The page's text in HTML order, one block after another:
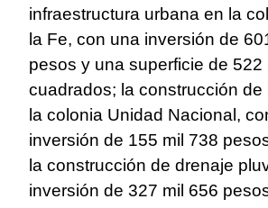
infraestructura urbana en la
la Fe, con una inversión de
pesos y una superficie de 522
cuadrados; la construcción de
la colonia Unidad Nacional,
inversión de 155 mil 738
la construcción de drenaje
inversión de 327 mil 656